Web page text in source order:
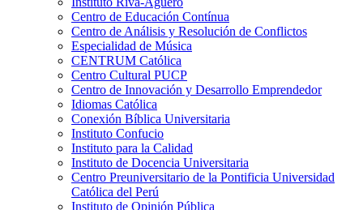
Centro de Educación Contínua
Centro de Análisis y Resolución de Conflictos
Especialidad de Música
CENTRUM Católica
Centro Cultural PUCP
Centro de Innovación y Desarrollo Emprendedor
Idiomas Católica
Conexión Bíblica Universitaria
Instituto Confucio
Instituto para la Calidad
Instituto de Docencia Universitaria
Centro Preuniversitario de la Pontificia Universidad
Católica del Perú
Instituto de Opinión Pública